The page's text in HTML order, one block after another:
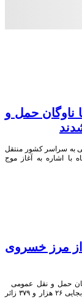
با ناوگان حمل‌ و
به سراسر کشور منتقل
با اشاره به آغاز موج
از مرز خسروی
ناوگان حمل‌ و نقل عمومی
مدیرکل راهداری و حمل‌ و نقل جاده‌ای استان کرمانشاه، از جابجایی ۲۶ هزار و ۳۷۹ زائر